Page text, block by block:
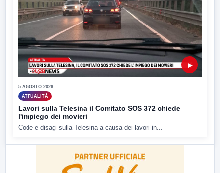
▶
5 AGOSTO 2026
ATTUALITÀ
Lavori sulla Telesina il Comitato SOS 372 chiede
l'impiego dei movieri
Code e disagi sulla Telesina a causa dei lavori in...